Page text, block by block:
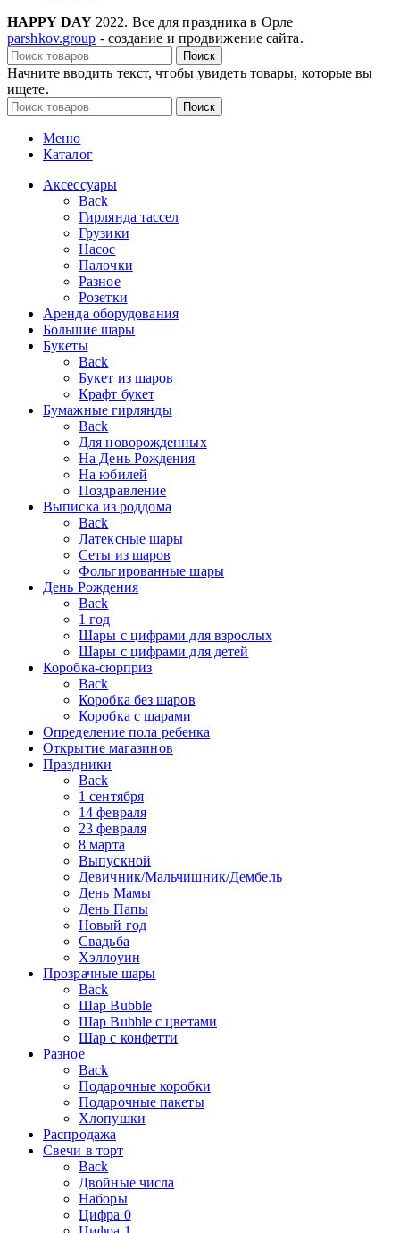
HAPPY DAY 2022. Все для праздника в Орле
parshkov.group - создание и продвижение сайта.
Поиск
Начните вводить текст, чтобы увидеть товары, которые вы
ищете.
Поиск
Меню
Каталог
Аксессуары
Back
Гирлянда тассел
Грузики
Насос
Палочки
Разное
Розетки
Аренда оборудования
Большие шары
Букеты
Back
Букет из шаров
Крафт букет
Бумажные гирлянды
Back
Для новорожденных
На День Рождения
На юбилей
Поздравление
Выписка из роддома
Back
Латексные шары
Сеты из шаров
Фольгированные шары
День Рождения
Back
1 год
Шары с цифрами для взрослых
Шары с цифрами для детей
Коробка-сюрприз
Back
Коробка без шаров
Коробка с шарами
Определение пола ребенка
Открытие магазинов
Праздники
Back
1 сентября
14 февраля
23 февраля
8 марта
Выпускной
Девичник/Мальчишник/Дембель
День Мамы
День Папы
Новый год
Свадьба
Хэллоуин
Прозрачные шары
Back
Шар Bubble
Шар Bubble с цветами
Шар с конфетти
Разное
Back
Подарочные коробки
Подарочные пакеты
Хлопушки
Распродажа
Свечи в торт
Back
Двойные числа
Наборы
Цифра 0